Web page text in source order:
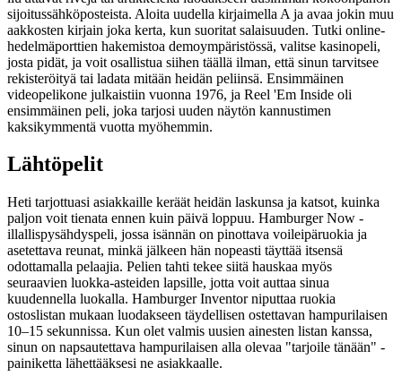
sijoitussähköposteista. Aloita uudella kirjaimella A ja avaa jokin muu
aakkosten kirjain joka kerta, kun suoritat salaisuuden. Tutki online-
hedelmäporttien hakemistoa demoympäristössä, valitse kasinopeli,
josta pidät, ja voit osallistua siihen täällä ilman, että sinun tarvitsee
rekisteröityä tai ladata mitään heidän peliinsä. Ensimmäinen
videopelikone julkaistiin vuonna 1976, ja Reel 'Em Inside oli
ensimmäinen peli, joka tarjosi uuden näytön kannustimen
kaksikymmentä vuotta myöhemmin.
Lähtöpelit
Heti tarjottuasi asiakkaille keräät heidän laskunsa ja katsot, kuinka
paljon voit tienata ennen kuin päivä loppuu. Hamburger Now -
illallispysähdyspeli, jossa isännän on pinottava voileipäruokia ja
asetettava reunat, minkä jälkeen hän nopeasti täyttää itsensä
odottamalla pelaajia. Pelien tahti tekee siitä hauskaa myös
seuraavien luokka-asteiden lapsille, jotta voit auttaa sinua
kuudennella luokalla. Hamburger Inventor niputtaa ruokia
ostoslistan mukaan luodakseen täydellisen ostettavan hampurilaisen
10–15 sekunnissa. Kun olet valmis uusien ainesten listan kanssa,
sinun on napsautettava hampurilaisen alla olevaa "tarjoile tänään" -
painiketta lähettääksesi ne asiakkaalle.